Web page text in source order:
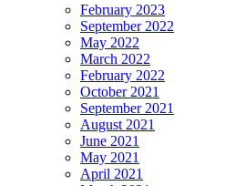
February 2023
September 2022
May 2022
March 2022
February 2022
October 2021
September 2021
August 2021
June 2021
May 2021
April 2021